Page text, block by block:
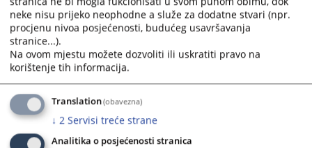
key
to
get
the
keyboard
shortcuts
for
changing
dates.
key
to
the
keyboard
shortcuts
for
changing
neke nisu prijeko neophodne a služe za dodatne stvari (npr.
procjenu nivoa posjećenosti, budućeg usavršavanja
stranice...).
Na ovom mjestu možete dozvoliti ili uskratiti pravo na
korištenje tih informacija.
Translation(obavezna)
↓ 2 Servisi treće strane
Analitika o posjećenosti stranica